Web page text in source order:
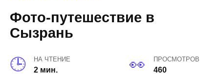
Фото-путешествие в
Сызрань
НА ЧТЕНИЕ
2 мин.
ПРОСМОТРОВ
460